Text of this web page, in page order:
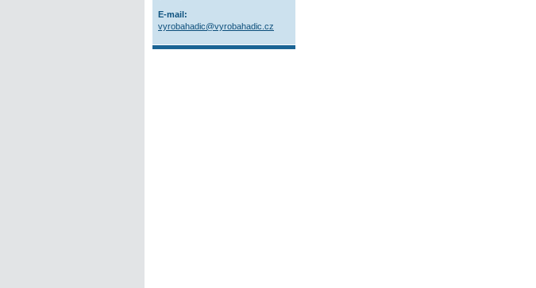
E-mail:
vyrobahadic@vyrobahadic.cz